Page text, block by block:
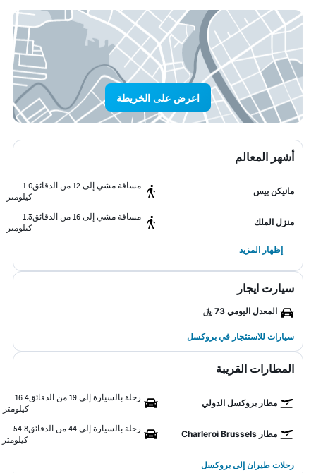
اعرض على الخريطة
أشهر المعالم
مانيكن بيس
مسافة مشي إلى 12 من الدقائق
1.0
كيلومتر
منزل الملك
مسافة مشي إلى 16 من الدقائق
1.3
كيلومتر
إظهار المزيد
سيارت ايجار
المعدل اليومي 73 ﷼
سيارات للاستئجار في بروكسل
المطارات القريبة
مطار بروكسل الدولي
رحلة بالسيارة إلى 19 من الدقائق
16.4
كيلومتر
مطار Charleroi Brussels
رحلة بالسيارة إلى 44 من الدقائق
54.8
كيلومتر
رحلات طيران إلى بروكسل